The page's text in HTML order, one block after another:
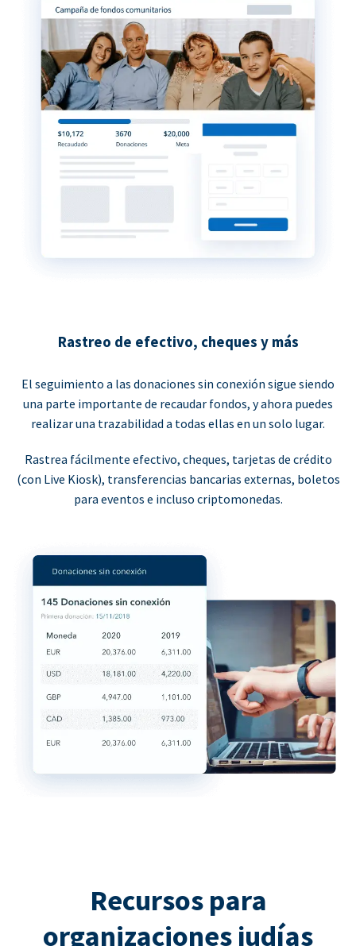
Rastreo de efectivo, cheques y más
El seguimiento a las donaciones sin conexión sigue siendo
una parte importante de recaudar fondos, y ahora puedes
realizar una trazabilidad a todas ellas en un solo lugar.
Rastrea fácilmente efectivo, cheques, tarjetas de crédito
(con Live Kiosk), transferencias bancarias externas, boletos
para eventos e incluso criptomonedas.
Recursos para
organizaciones judías